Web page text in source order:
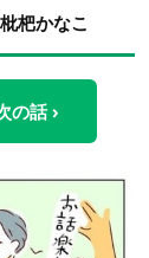
杷かなこ
の話 ›